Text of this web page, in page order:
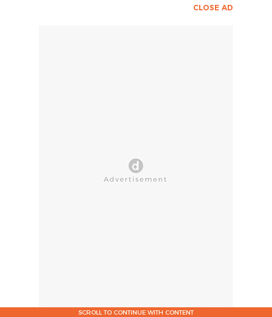
CLOSE AD
SCROLL TO CONTINUE WITH CONTENT